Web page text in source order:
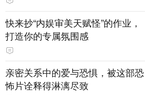
快来抄“内娱审美天赋怪”的作业，
打造你的专属氛围感
亲密关系中的爱与恐惧，被这部恐
怖片诠释得淋漓尽致